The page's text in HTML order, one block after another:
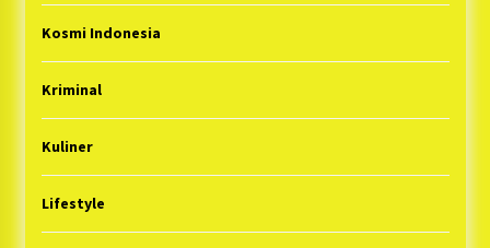
Kosmi Indonesia
Kriminal
Kuliner
Lifestyle